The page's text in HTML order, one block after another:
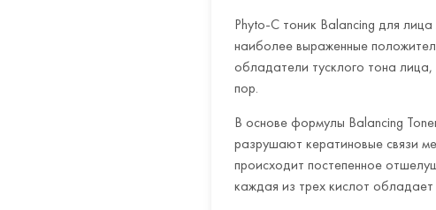
Phyto-C тоник Balancing для
наиболее выраженные
обладатели тусклого тона
пор.
В основе формулы Balancing
разрушают кератиновые связи
происходит постепенное
каждая из трех кислот